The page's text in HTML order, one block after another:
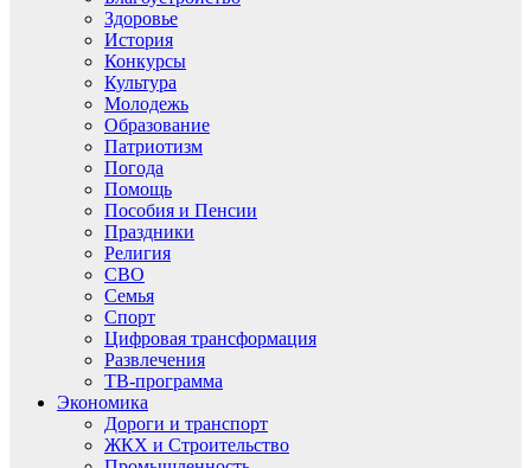
Здоровье
История
Конкурсы
Культура
Молодежь
Образование
Патриотизм
Погода
Помощь
Пособия и Пенсии
Праздники
Религия
СВО
Семья
Спорт
Цифровая трансформация
Развлечения
ТВ-программа
Экономика
Дороги и транспорт
ЖКХ и Строительство